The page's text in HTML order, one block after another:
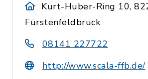
Kurt-Huber-Ring 10,
Fürstenfeldbruck
08141 227722
http://www.scala-ffb.de/